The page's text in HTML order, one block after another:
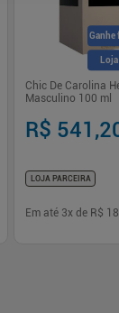
Ganhe
Chic De Carolina
Masculino 100 ml
R$
LOJA PARCEIRA
Em até 3x de R$